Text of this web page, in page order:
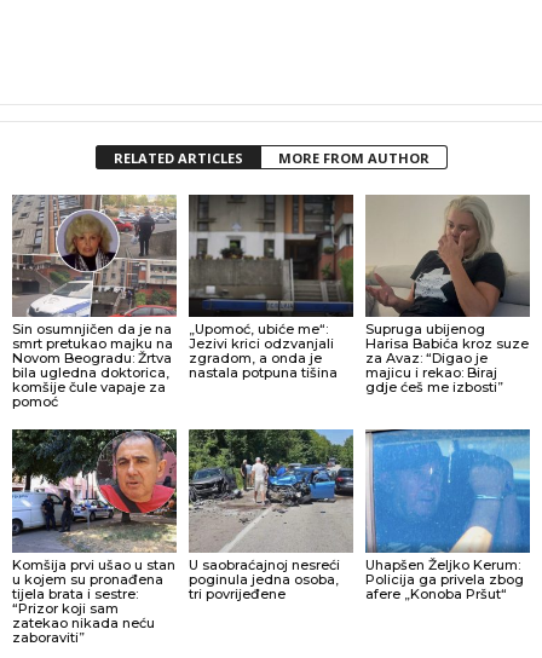
RELATED ARTICLES MORE FROM AUTHOR
Sin osumnjičen da je na
smrt pretukao majku na
Novom Beogradu: Žrtva
bila ugledna doktorica,
komšije čule vapaje za
pomoć
„Upomoć, ubiće me“:
Jezivi krici odzvanjali
zgradom, a onda je
nastala potpuna tišina
Supruga ubijenog
Harisa Babića kroz suze
za Avaz: “Digao je
majicu i rekao: Biraj
gdje ćeš me izbosti”
Komšija prvi ušao u stan
u kojem su pronađena
tijela brata i sestre:
“Prizor koji sam
zatekao nikada neću
zaboraviti”
U saobraćajnoj nesreći
poginula jedna osoba,
tri povrijeđene
Uhapšen Željko Kerum:
Policija ga privela zbog
afere „Konoba Pršut“